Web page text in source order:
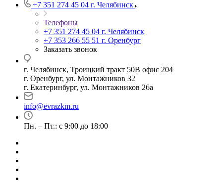
+7 351 274 45 04 г. Челябинск
Телефоны
+7 351 274 45 04 г. Челябинск
+7 353 266 55 51 г. Оренбург
Заказать звонок
г. Челябинск, Троицкий тракт 50В офис 204
г. Оренбург, ул. Монтажников 32
г. Екатеринбург, ул. Монтажников 26а
info@evrazkm.ru
Пн. – Пт.: с 9:00 до 18:00